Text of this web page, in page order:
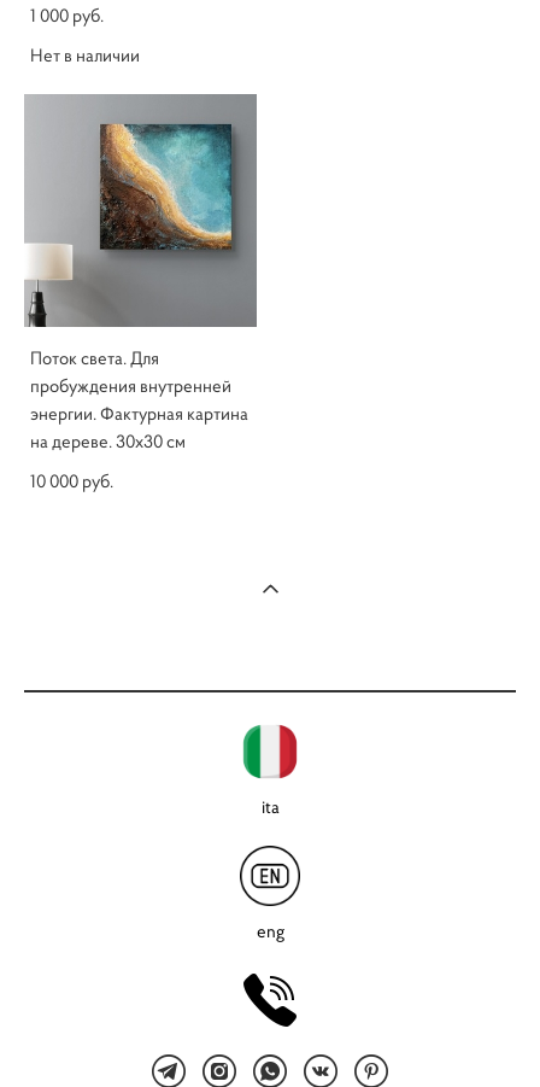
1 000 pуб.
Нет в наличии
Поток света. Для
пробуждения внутренней
энергии. Фактурная картина
на дереве. 30х30 см
10 000 pуб.
ita
eng